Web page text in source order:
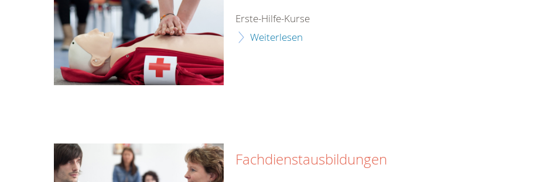
Erste-Hilfe-Kurse
Weiterlesen
Fachdienstausbildungen